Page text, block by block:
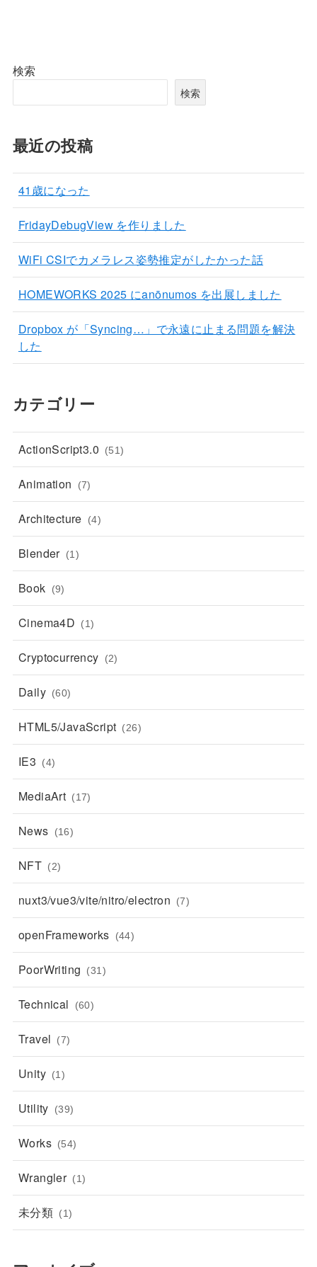
検索
検索
最近の投稿
41歳になった
FridayDebugView を作りました
WiFi CSIでカメラレス姿勢推定がしたかった話
HOMEWORKS 2025 にanōnumos を出展しました
Dropbox が「Syncing…」で永遠に止まる問題を解決
した
カテゴリー
ActionScript3.0 (51)
Animation (7)
Architecture (4)
Blender (1)
Book (9)
Cinema4D (1)
Cryptocurrency (2)
Daily (60)
HTML5/JavaScript (26)
IE3 (4)
MediaArt (17)
News (16)
NFT (2)
nuxt3/vue3/vite/nitro/electron (7)
openFrameworks (44)
PoorWriting (31)
Technical (60)
Travel (7)
Unity (1)
Utility (39)
Works (54)
Wrangler (1)
未分類 (1)